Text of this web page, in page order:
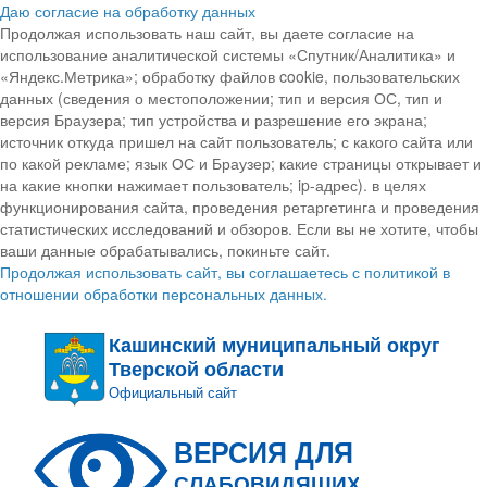
Даю согласие на обработку данных
Продолжая использовать наш сайт, вы даете согласие на
использование аналитической системы «Спутник/Аналитика» и
«Яндекс.Метрика»; обработку файлов cookie, пользовательских
данных (сведения о местоположении; тип и версия ОС, тип и
версия Браузера; тип устройства и разрешение его экрана;
источник откуда пришел на сайт пользователь; с какого сайта или
по какой рекламе; язык ОС и Браузер; какие страницы открывает и
на какие кнопки нажимает пользователь; ip-адрес). в целях
функционирования сайта, проведения ретаргетинга и проведения
статистических исследований и обзоров. Если вы не хотите, чтобы
ваши данные обрабатывались, покиньте сайт.
Продолжая использовать сайт, вы соглашаетесь с политикой в
отношении обработки персональных данных.